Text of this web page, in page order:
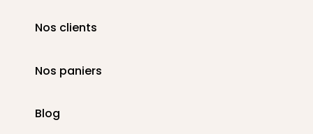
Nos clients
Nos paniers
Blog